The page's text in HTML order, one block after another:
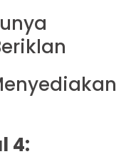
4: